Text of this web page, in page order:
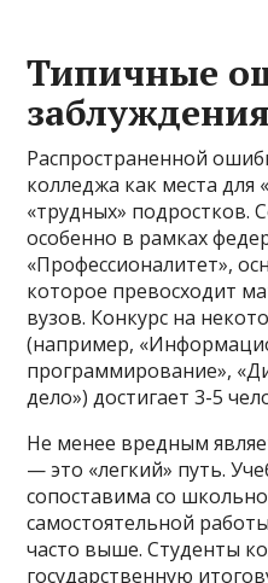
Типичные
заблуждения
Распространенной
колледжа как места для
«трудных» подростков.
особенно в рамках
«Профессионалитет»,
которое превосходит
вузов. Конкурс на
(например,
программирование»,
дело») достигает 3-5
Не менее вредным
— это «легкий» путь.
сопоставима со
самостоятельной
часто выше. Студенты
государственную